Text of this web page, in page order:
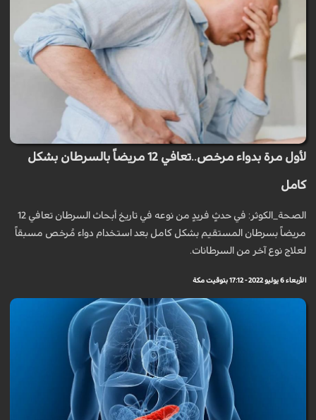
لأول مرة بدواء مرخص..تعافي 12 مريضاً بالسرطان بشكل
كامل
الصحة_الكوثر: في حدثٍ فريدٍ من نوعه في تاريخ أبحاث السرطان تعافي 12
مريضاً بسرطان المستقيم بشكل كامل بعد استخدام دواء مُرخص مسبقاً
لعلاج نوع آخر من السرطانات.
الأربعاء 6 يوليو 2022 - 17:12 بتوقيت مكة